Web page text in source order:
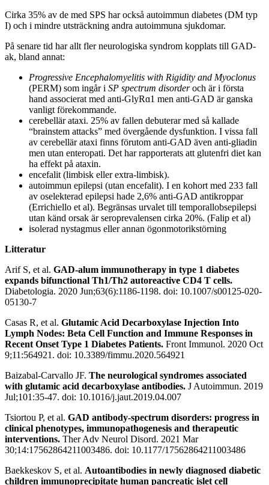
Cirka 35% av de med SPS har också autoimmun diabetes (DM typ
I) och i mindre utsträckning andra autoimmuna sjukdomar.
På senare tid har allt fler neurologiska syndrom kopplats till GAD-
ak, bland annat:
Progressive Encephalomyelitis with Rigidity and Myoclonus
(PERM) som ingår i SP spectrum disorderoch är i första
hand associerat med anti-GlyRɑ1 men anti-GAD är ganska
vanligt förekommande.
cerebellär ataxi. 25% av fallen debuterar med så kallade
“brainstem attacks” med övergående dysfunktion. I vissa fall
av cerebellär ataxi finns förutom anti-GAD även anti-gliadin
men utan enteropati. Det har rapporterats att glutenfri diet kan
ha effekt på ataxin.
encefalit (limbisk eller extra-limbisk).
autoimmun epilepsi (utan encefalit). I en kohort med 233 fall
av oselekterad epilepsi hade 2,6% anti-GAD antikroppar
(Errichiello et al). Begränsas urvalet till temporallobsepilepsi
utan känd orsak är seroprevalensen cirka 20%. (Falip et al)
isolerad nystagmus eller annan ögonmotorikstörning
Litteratur
Arif S, et al. GAD-alum immunotherapy in type 1 diabetes
expands bifunctional Th1/Th2 autoreactive CD4 T cells.
Diabetologia. 2020 Jun;63(6):1186-1198. doi: 10.1007/s00125-020-
05130-7
Casas R, et al. Glutamic Acid Decarboxylase Injection Into
Lymph Nodes: Beta Cell Function and Immune Responses in
Recent Onset Type 1 Diabetes Patients. Front Immunol. 2020 Oct
9;11:564921. doi: 10.3389/fimmu.2020.564921
Baizabal-Carvallo JF. The neurological syndromes associated
with glutamic acid decarboxylase antibodies. J Autoimmun. 2019
Jul;101:35-47. doi: 10.1016/j.jaut.2019.04.007
Tsiortou P, et al. GAD antibody-spectrum disorders: progress in
clinical phenotypes, immunopathogenesis and therapeutic
interventions. Ther Adv Neurol Disord. 2021 Mar
30;14:17562864211003486. doi: 10.1177/17562864211003486
Baekkeskov S, et al. Autoantibodies in newly diagnosed diabetic
children immunoprecipitate human pancreatic islet cell